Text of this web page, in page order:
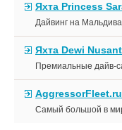
Яхта Princess
Дайвинг на
Яхта Dewi
Премиальные дайв-
AggressorFleet.ru
Самый большой в